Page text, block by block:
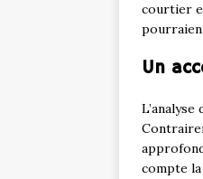
courtier
Un
compte